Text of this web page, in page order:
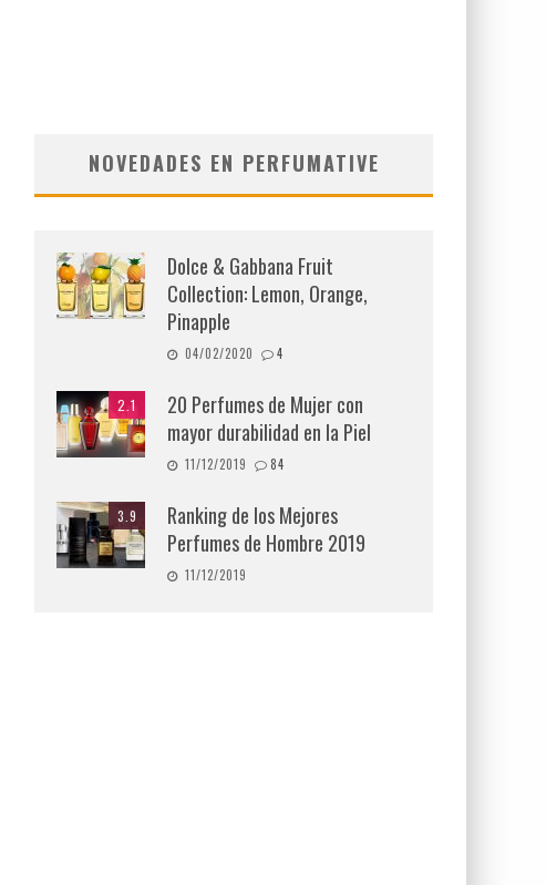
NOVEDADES EN PERFUMATIVE
Dolce & Gabbana Fruit
Collection: Lemon, Orange,
Pinapple
04/02/2020 4
2.1
20 Perfumes de Mujer con
mayor durabilidad en la Piel
11/12/2019 84
3.9
Ranking de los Mejores
Perfumes de Hombre 2019
11/12/2019